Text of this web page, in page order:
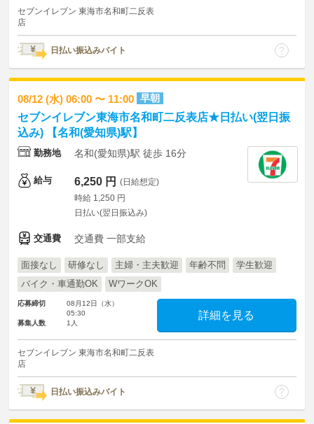
セブンイレブン 東海市名和町二反表
店
日払い振込みバイト
08/12 (水) 06:00 〜 11:00 早朝
セブンイレブン東海市名和町二反表店★日払い(翌日振
込み) 【名和(愛知県)駅】
勤務地 名和(愛知県)駅 徒歩 16分
給与 6,250 円 (日給想定)
時給 1,250 円
日払い(翌日振込み)
交通費 交通費 一部支給
面接なし 研修なし 主婦・主夫歓迎 年齢不問
学生歓迎
バイク・車通勤OK
WワークOK
応募締切
08月12日（水）
05:30
募集人数
1人
詳細を見る
セブンイレブン 東海市名和町二反表
店
日払い振込みバイト